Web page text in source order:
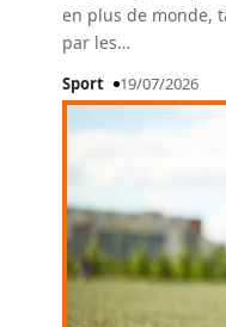
en plus de monde,
par les…
Sport 19/07/2026